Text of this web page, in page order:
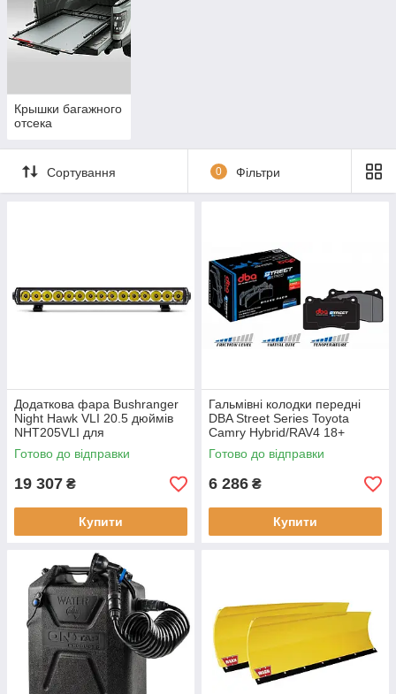
Крышки багажного
отсека
Сортування 0 Фільтри
Додаткова фара Bushranger
Night Hawk VLI 20.5 дюймів
NHT205VLI для
позашляховиків
Готово до відправки
19 307 ₴
Купити
Гальмівні колодки передні
DBA Street Series Toyota
Camry Hybrid/RAV4 18+
DB2449SS
Готово до відправки
6 286 ₴
Купити